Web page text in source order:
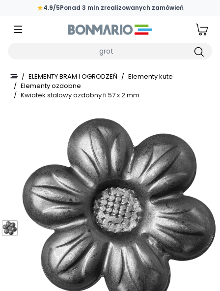
Przejdź do głównej zawartości strony
★4.9/5Ponad 3 mln zrealizowanych zamówień
/ ELEMENTY BRAM I OGRODZEŃ / Elementy kute
/ Elementy ozdobne
/ Kwiatek stalowy ozdobny fi 57 x 2 mm